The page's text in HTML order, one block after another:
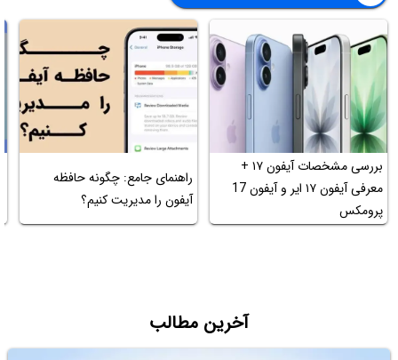
بررسی مشخصات آیفون ۱۷ +
معرفی آیفون ۱۷ ایر و آیفون 17
پرومکس
راهنمای جامع: چگونه حافظه
آیفون را مدیریت کنیم؟
آخرین مطالب